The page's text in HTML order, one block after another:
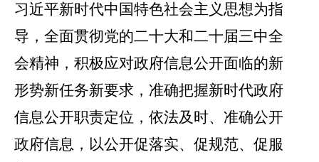
习近平新时代中国特色社会主义思想为指
导，全面贯彻党的二十大和二十届三中全
会精神，积极应对政府信息公开面临的新
形势新任务新要求，准确把握新时代政府
信息公开职责定位，依法及时、准确公开
政府信息，以公开促落实、促规范、促服